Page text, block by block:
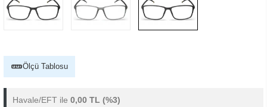
Ölçü Tablosu
Havale/EFT ile 0,00 TL (%3)